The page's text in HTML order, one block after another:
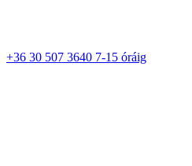
+36 30 507 3640 7-15 óráig